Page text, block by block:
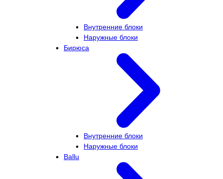
Внутренние блоки
Наружные блоки
Бирюса
Внутренние блоки
Наружные блоки
Ballu